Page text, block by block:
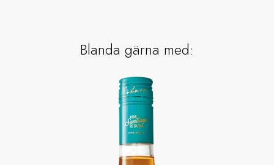
Blanda gärna med: